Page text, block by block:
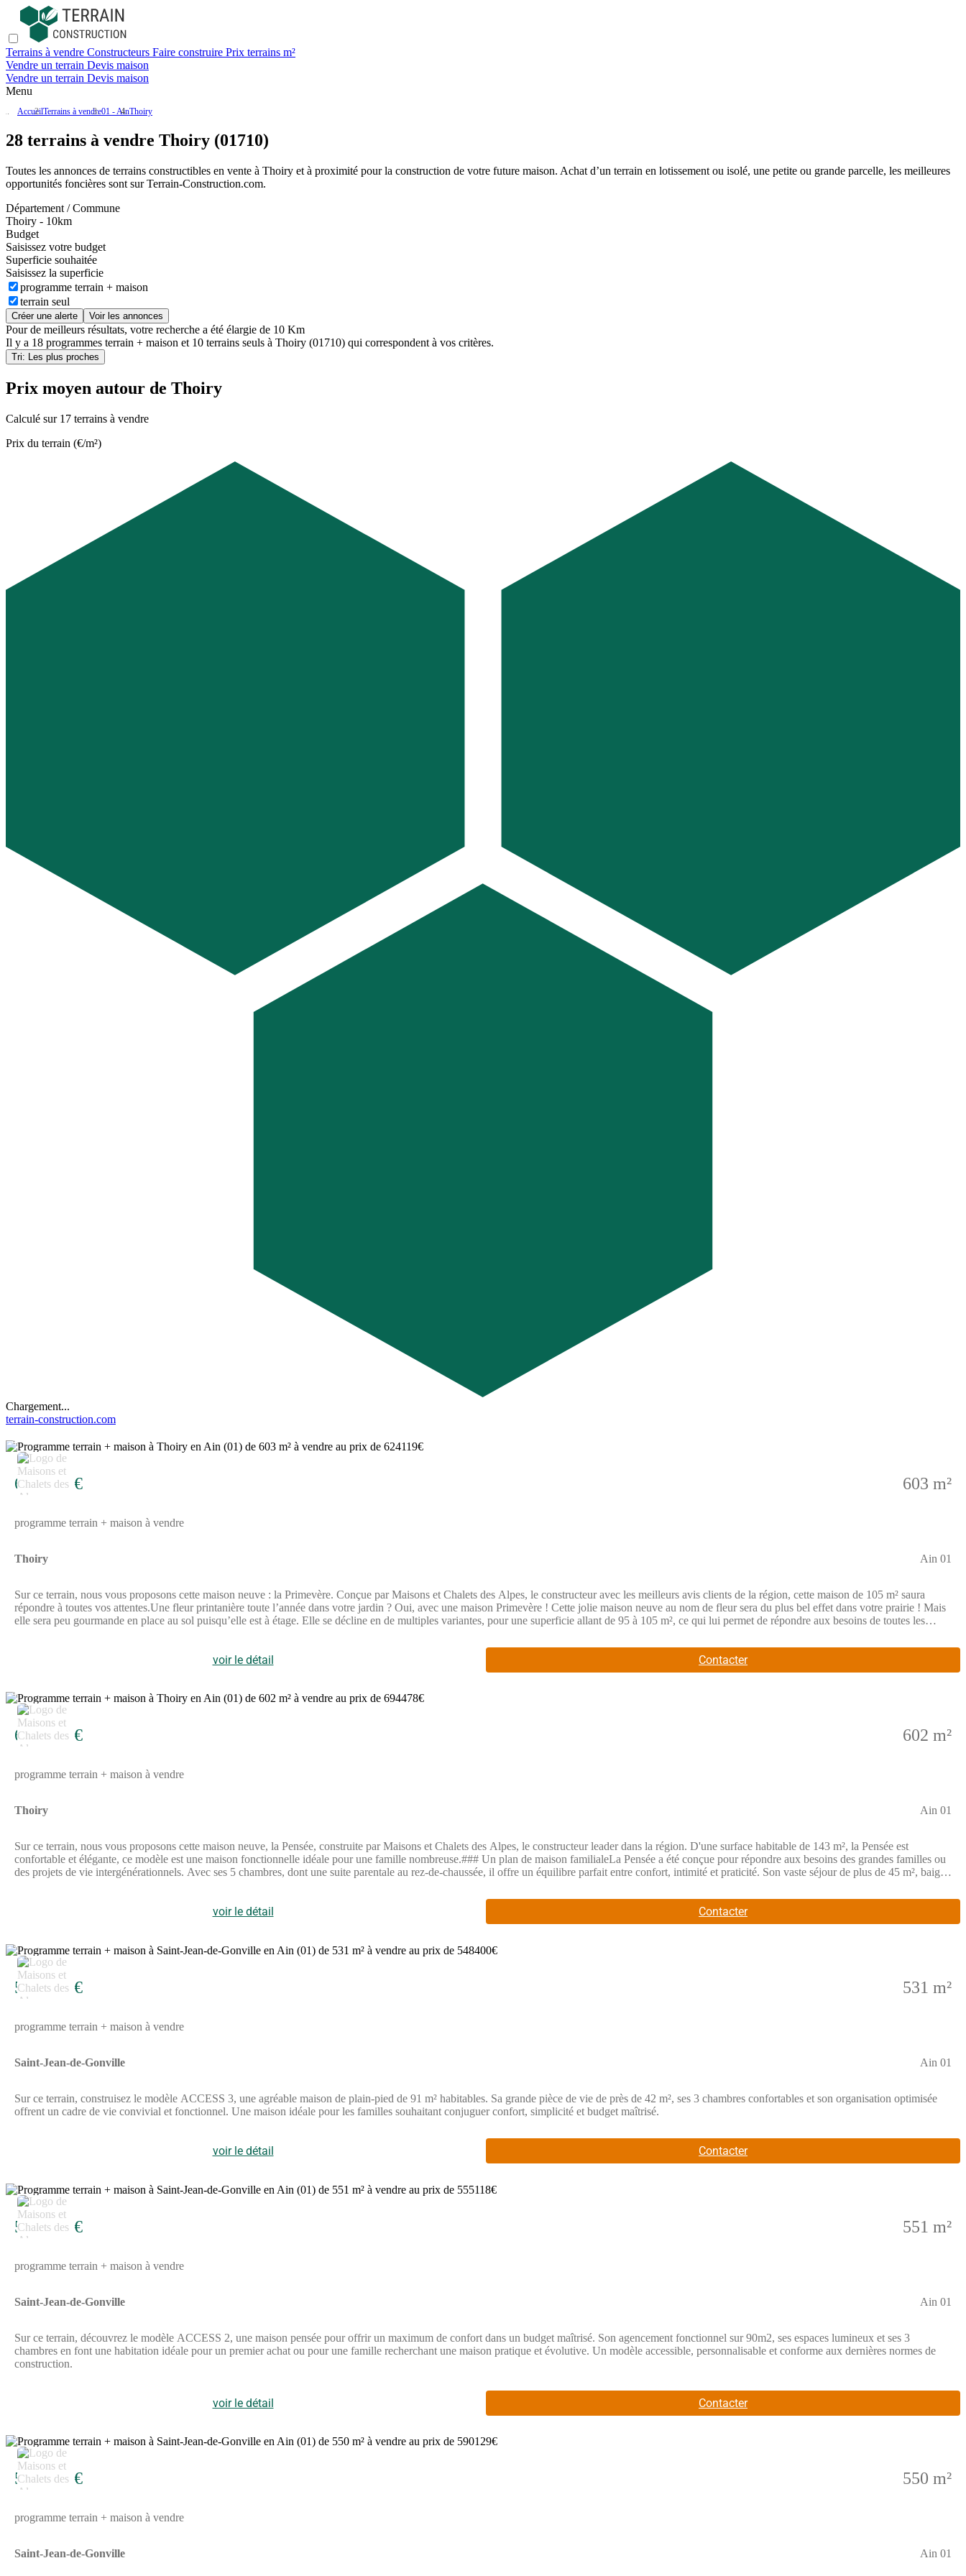
Terrains à vendre Constructeurs Faire construire Prix terrains m²
Vendre un terrain Devis maison
Vendre un terrain Devis maison
Menu
AccueilTerrains à vendre01 - AinThoiry
28 terrains à vendre Thoiry (01710)
Toutes les annonces de terrains constructibles en vente à Thoiry et à proximité pour la construction de votre future maison. Achat d’un terrain en lotissement ou isolé, une petite ou grande parcelle, les meilleures
opportunités foncières sont surTerrain-Construction.com.
Département / Commune
Thoiry - 10km
Budget
Saisissez votre budget
Superficie souhaitée
Saisissez la superficie
programme terrain + maison
terrain seul
Créer une alerte Voir les annonces
Pour de meilleurs résultats, votre recherche a été élargie de 10 Km
Il y a 18 programmes terrain + maison et 10 terrains seuls à Thoiry (01710) qui correspondent à vos critères.
Tri: Les plus proches
Prix moyen autour de Thoiry
Calculé sur 17 terrains à vendre
Prix du terrain (€/m²)
Chargement...
terrain-construction.com
4
624 119 € 603 m²
programme terrain + maison à vendre
Thoiry Ain 01
Sur ce terrain, nous vous proposons cette maison neuve : la Primevère. Conçue par Maisons et Chalets des Alpes, le constructeur avec les meilleurs avis clients de la région, cette maison de 105 m² saura
répondre à toutes vos attentes.Une fleur printanière toute l’année dans votre jardin ? Oui, avec une maison Primevère ! Cette jolie maison neuve au nom de fleur sera du plus bel effet dans votre prairie ! Mais
elle sera peu gourmande en place au sol puisqu’elle est à étage. Elle se décline en de multiples variantes, pour une superficie allant de 95 à 105 m², ce qui lui permet de répondre aux besoins de toutes les
Primevère s’adaptera à vos préférences sur bien des points. C’est une coquette maison dont on peut choisir le nombre de chambres. Avec un garage accolé ou encore un sympathique carport. Ou alors… les
deux, pourquoi pas, avec un retour au-dessus du garage d’un plus joli effet. Alors, vous la rêvez comment ?Cette maison dispose de 4 chambres et de 4 pièces, offrant ainsi un espace de vie confortable et
bien agencé. Le crépis coloré ajoute une touche esthétique et moderne à l'ensemble.Les options les plus demandées par nos clients sont également disponibles pour ce modèle : une maison évolutive, un
conforme à la réglementation environnementale RE2020. Vous bénéficierez ainsi d'une habitation éco-responsable, économique et respectueuse de l'environnement.Ne manquez pas cette opportunité unique
de devenir propriétaire d'une maison neuve, fonctionnelle et personnalisée. Contactez-nous dès maintenant pour plus d'informations et pour planifier une visite.
voir le détail Contacter
4
694 478 € 602 m²
programme terrain + maison à vendre
Thoiry Ain 01
Sur ce terrain, nous vous proposons cette maison neuve, la Pensée, construite par Maisons et Chalets des Alpes, le constructeur leader dans la région. D'une surface habitable de 143 m², la Pensée est
confortable et élégante, ce modèle est une maison fonctionnelle idéale pour une famille nombreuse.### Un plan de maison familialeLa Pensée a été conçue pour répondre aux besoins des grandes familles ou
des projets de vie intergénérationnels. Avec ses 5 chambres, dont une suite parentale au rez-de-chaussée, il offre un équilibre parfait entre confort, intimité et praticité. Son vaste séjour de plus de 45 m², baigné
plat, personnalisable avec un habillage bois et un abri voiture. Le garage intégré d’environ 20 m² ajoute à la fonctionnalité. Côté technique, la maison intègre une pompe à chaleur, un plancher chauffant basse
température, des volets motorisés et respecte la norme RE2020Ne manquez pas cette opportunité unique de devenir propriétaire d'une maison moderne et économe en énergie, parfaitement adaptée aux
besoins d'une famille nombreuse. Contactez-nous dès aujourd'hui pour plus d'informations et pour planifier une visite.
voir le détail Contacter
3
548 400 € 531 m²
programme terrain + maison à vendre
Saint-Jean-de-Gonville Ain 01
Sur ce terrain, construisez le modèle ACCESS 3, une agréable maison de plain-pied de 91 m² habitables. Sa grande pièce de vie de près de 42 m², ses 3 chambres confortables et son organisation optimisée
offrent un cadre de vie convivial et fonctionnel. Une maison idéale pour les familles souhaitant conjuguer confort, simplicité et budget maîtrisé.
voir le détail Contacter
2
555 118 € 551 m²
programme terrain + maison à vendre
Saint-Jean-de-Gonville Ain 01
Sur ce terrain, découvrez le modèle ACCESS 2, une maison pensée pour offrir un maximum de confort dans un budget maîtrisé. Son agencement fonctionnel sur 90m2, ses espaces lumineux et ses 3
chambres en font une habitation idéale pour un premier achat ou pour une famille recherchant une maison pratique et évolutive. Un modèle accessible, personnalisable et conforme aux dernières normes de
construction.
voir le détail Contacter
5
590 129 € 550 m²
programme terrain + maison à vendre
Saint-Jean-de-Gonville Ain 01